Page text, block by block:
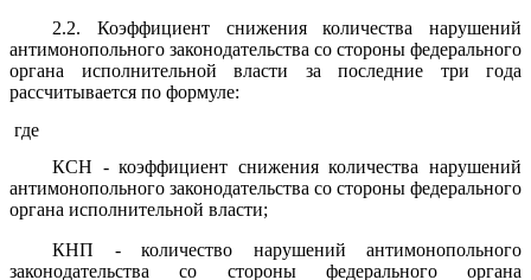
2.2. Коэффициент снижения количества нарушений
антимонопольного законодательства со стороны федерального
органа исполнительной власти за последние три года
рассчитывается по формуле:
где
КСН - коэффициент снижения количества нарушений
антимонопольного законодательства со стороны федерального
органа исполнительной власти;
КНП - количество нарушений антимонопольного
законодательства со стороны федерального органа